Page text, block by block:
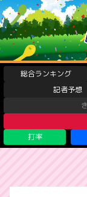
総合ランキング
記者予想
打率